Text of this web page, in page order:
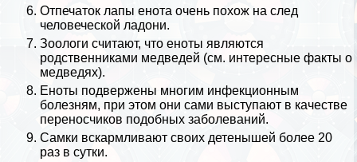
Отпечаток лапы енота очень похож на след
человеческой ладони.
Зоологи считают, что еноты являются
родственниками медведей (см. интересные факты о
медведях).
Еноты подвержены многим инфекционным
болезням, при этом они сами выступают в качестве
переносчиков подобных заболеваний.
Самки вскармливают своих детенышей более 20
раз в сутки.